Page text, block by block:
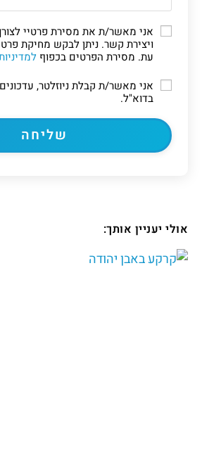
אני מאשר/ת את מסירת פרטיי
ויצירת קשר. ניתן לבקש מחיקת
עת. מסירת הפרטים בכפוף
אני מאשר/ת קבלת ניוזלטר,
בדוא"ל.
אולי יעניין אותך: